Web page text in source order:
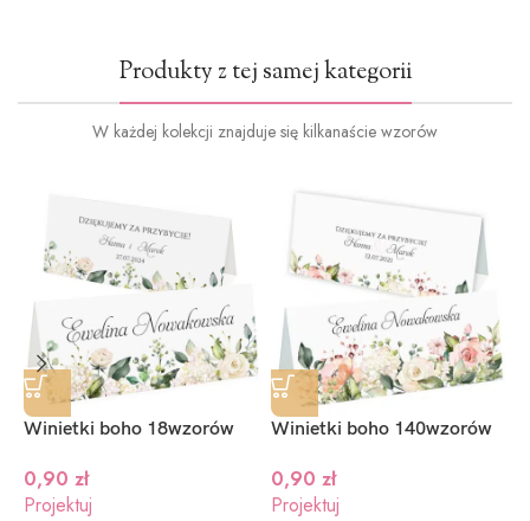
Produkty z tej samej kategorii
W każdej kolekcji znajduje się kilkanaście wzorów
Winietki boho 18wzorów
0,90 zł
Projektuj
Winietki boho 140wzorów
0,90 zł
Projektuj